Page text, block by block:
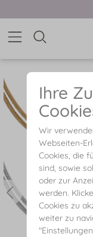
Ihre
Wir
Webseiten-
Cookies, die
sind, sowie
oder zur
werden.
Cookies zu
weiter zu